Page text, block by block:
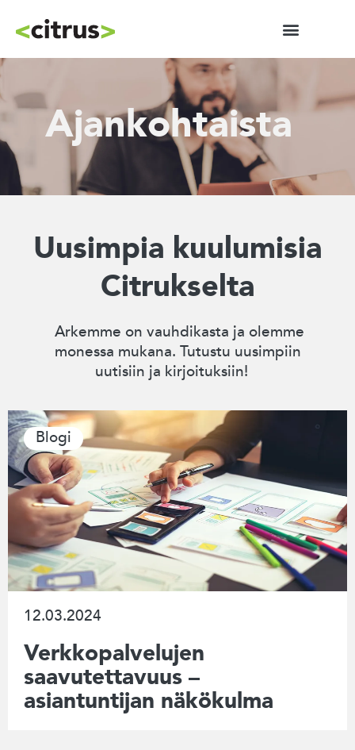
Ajankohtaista
Uusimpia kuulumisia
Citrukselta
Arkemme on vauhdikasta ja olemme
monessa mukana. Tutustu uusimpiin
uutisiin ja kirjoituksiin!
Blogi
12.03.2024
Verkkopalvelujen
saavutettavuus –
asiantuntijan näkökulma